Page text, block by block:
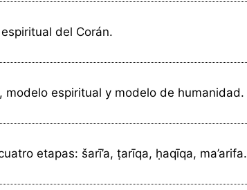
del Corán.
modelo espiritual y modelo de humanidad.
etapas: šarī’a, ṭarīqa, ḥaqīqa, ma’arifa.